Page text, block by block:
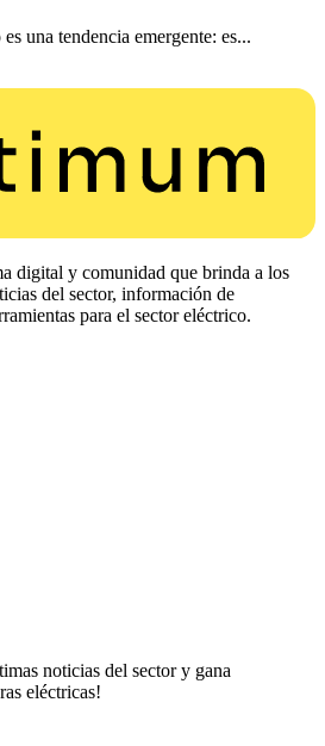
una tendencia emergente: es...
digital y comunidad que brinda a los
del sector, información de
para el sector eléctrico.
noticias del sector y gana
eléctricas!